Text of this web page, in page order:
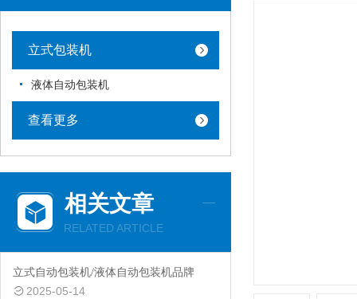
立式包装机
液体自动包装机
查看更多
相关文章
RELATED ARTICLE
立式自动包装机/液体自动包装机品牌
2025-05-14